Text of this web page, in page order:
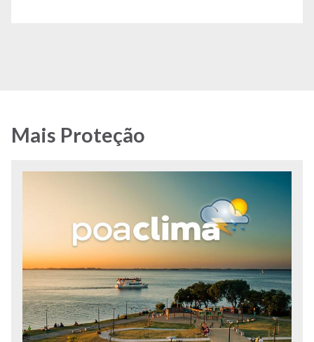
Mais Proteção